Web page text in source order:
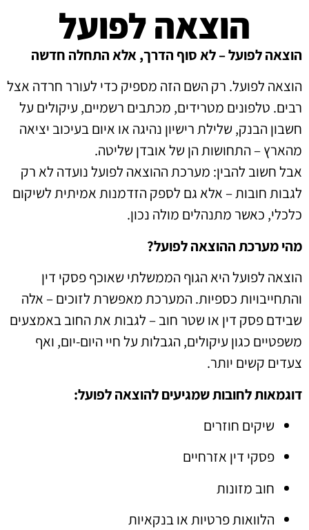
הוצאה לפועל
הוצאה לפועל – לא סוף הדרך, אלא התחלה חדשה
הוצאה לפועל. רק השם הזה מספיק כדי לעורר חרדה אצל
רבים. טלפונים מטרידים, מכתבים רשמיים, עיקולים על
חשבון הבנק, שלילת רישיון נהיגה או איום בעיכוב יציאה
מהארץ – התחושות הן של אובדן שליטה.
אבל חשוב להבין: מערכת ההוצאה לפועל נועדה לא רק
לגבות חובות – אלא גם לספק הזדמנות אמיתית לשיקום
כלכלי, כאשר מתנהלים מולה נכון.
מהי מערכת ההוצאה לפועל?
הוצאה לפועל היא הגוף הממשלתי שאוכף פסקי דין
והתחייבויות כספיות. המערכת מאפשרת לזוכים – אלה
שבידם פסק דין או שטר חוב – לגבות את החוב באמצעים
משפטיים כגון עיקולים, הגבלות על חיי היום-יום, ואף
צעדים קשים יותר.
דוגמאות לחובות שמגיעים להוצאה לפועל:
שיקים חוזרים
פסקי דין אזרחיים
חוב מזונות
הלוואות פרטיות או בנקאיות